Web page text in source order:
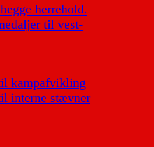
herrehold.
til vest-
kampafvikling
interne stævner